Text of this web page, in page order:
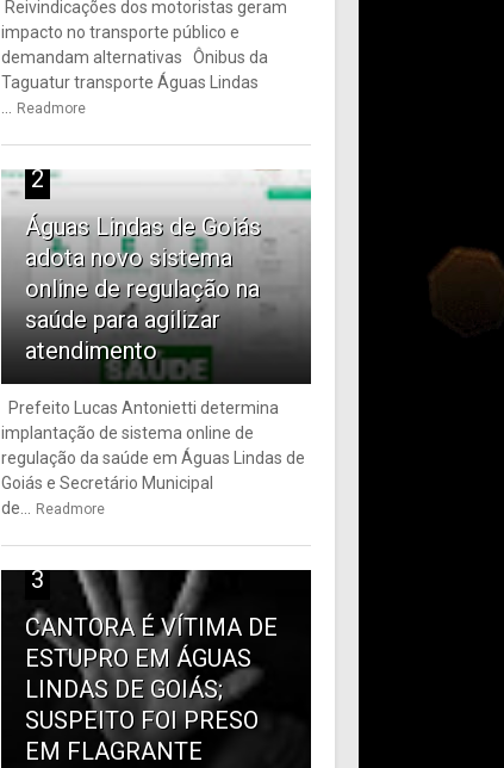
Reivindicações dos motoristas geram
impacto no transporte público e
demandam alternativas Ônibus da
Taguatur transporte Águas Lindas
Readmore
2
Águas Lindas de Goiás
adota novo sistema
online de regulação na
saúde para agilizar
atendimento
Prefeito Lucas Antonietti determina
implantação de sistema online de
regulação da saúde em Águas Lindas de
Goiás e Secretário Municipal
de...
Readmore
3
CANTORA É VÍTIMA DE
ESTUPRO EM ÁGUAS
LINDAS DE GOIÁS;
SUSPEITO FOI PRESO
EM FLAGRANTE